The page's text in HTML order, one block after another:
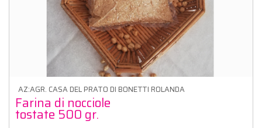
AZ:AGR. CASA DEL PRATO DI BONETTI ROLANDA
Farina di nocciole
tostate 500 gr.